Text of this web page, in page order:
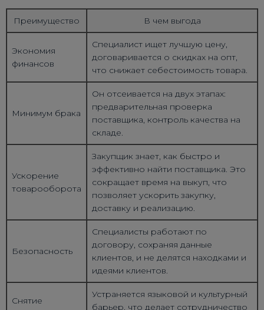
Преимущество В чем выгода
Экономия
финансов
Специалист ищет лучшую цену,
договаривается о скидках на опт,
что снижает себестоимость товара.
Минимум брака
Он отсеивается на двух этапах:
предварительная проверка
поставщика, контроль качества на
складе.
Ускорение
товарооборота
Закупщик знает, как быстро и
эффективно найти поставщика. Это
сокращает время на выкуп, что
позволяет ускорить закупку,
доставку и реализацию.
Безопасность
Специалисты работают по
договору, сохраняя данные
клиентов, и не делятся находками и
идеями клиентов.
Снятие
Устраняется языковой и культурный
барьер, что делает сотрудничество